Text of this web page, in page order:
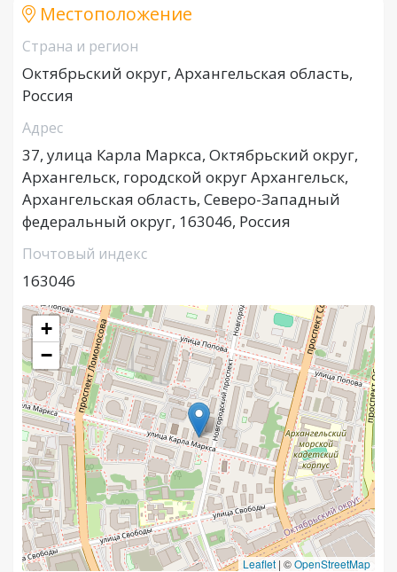
Местоположение
Страна и регион
Октябрьский округ, Архангельская область,
Россия
Адрес
37, улица Карла Маркса, Октябрьский округ,
Архангельск, городской округ Архангельск,
Архангельская область, Северо-Западный
федеральный округ, 163046, Россия
Почтовый индекс
163046
+
−
Leaflet | ©OpenStreetMap